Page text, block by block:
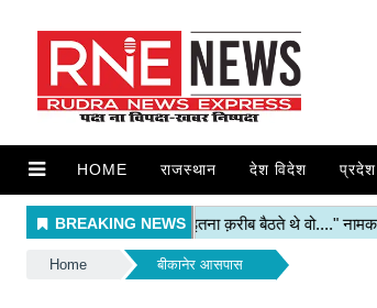
HOME राजस्थान देश विदेश प्रदेश
Home बीकानेर आसपास